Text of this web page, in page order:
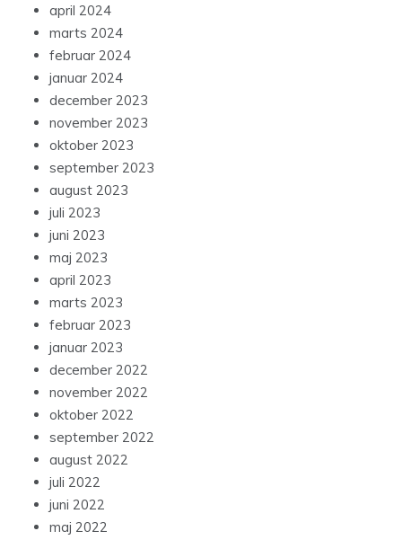
april 2024
marts 2024
februar 2024
januar 2024
december 2023
november 2023
oktober 2023
september 2023
august 2023
juli 2023
juni 2023
maj 2023
april 2023
marts 2023
februar 2023
januar 2023
december 2022
november 2022
oktober 2022
september 2022
august 2022
juli 2022
juni 2022
maj 2022